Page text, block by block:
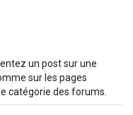
un post sur une
sur les pages
catégorie des forums.